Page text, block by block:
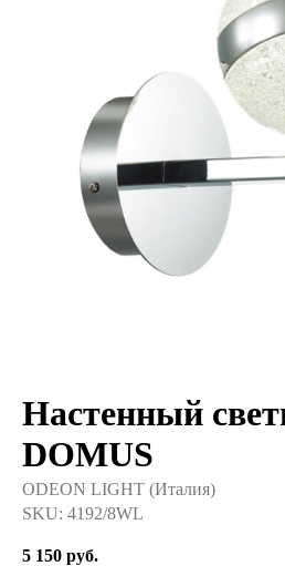
Настенный
DOMUS
ODEON LIGHT (Италия)
SKU: 4192/8WL
5 150 руб.